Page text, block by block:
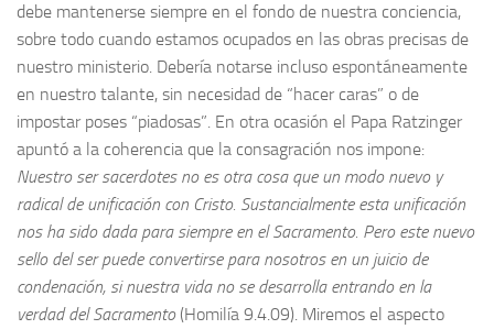
debe mantenerse siempre en el fondo de nuestra conciencia,
sobre todo cuando estamos ocupados en las obras precisas de
nuestro ministerio. Debería notarse incluso espontáneamente
en nuestro talante, sin necesidad de “hacer caras” o de
impostar poses “piadosas”. En otra ocasión el Papa Ratzinger
apuntó a la coherencia que la consagración nos impone:
Nuestro ser sacerdotes no es otra cosa que un modo nuevo y
radical de unificación con Cristo. Sustancialmente esta unificación
nos ha sido dada para siempre en el Sacramento. Pero este nuevo
sello del ser puede convertirse para nosotros en un juicio de
condenación, si nuestra vida no se desarrolla entrando en la
verdad del Sacramento (Homilía 9.4.09). Miremos el aspecto